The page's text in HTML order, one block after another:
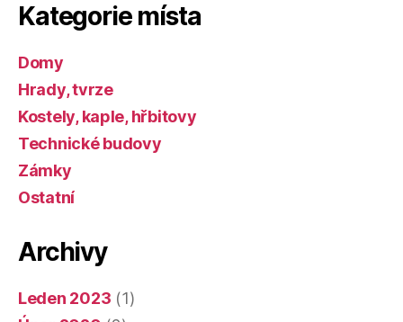
Kategorie místa
Domy
Hrady, tvrze
Kostely, kaple, hřbitovy
Technické budovy
Zámky
Ostatní
Archivy
Leden 2023 (1)